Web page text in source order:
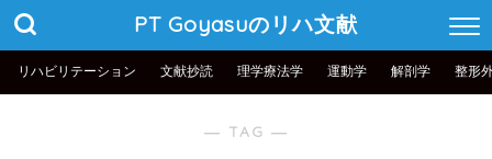
PT Goyasuのリハ文献
リハビリテーション 文献抄読 理学療法学 運動学 解剖学 整形
― TAG ―